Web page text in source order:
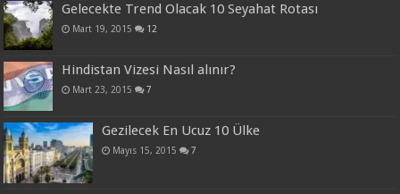
Gelecekte Trend Olacak 10 Seyahat Rotası
Mart 19, 2015 12
Hindistan Vizesi Nasıl alınır?
Mart 23, 2015 7
Gezilecek En Ucuz 10 Ülke
Mayıs 15, 2015 7